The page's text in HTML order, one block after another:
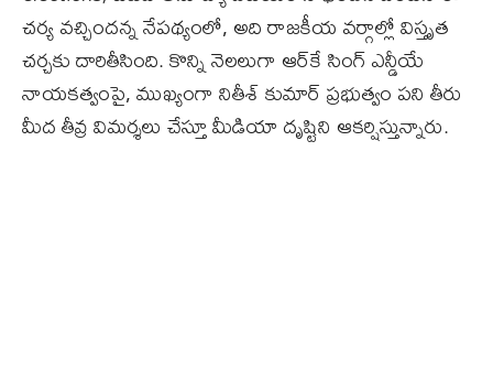
చర్య వచ్చిందన్న నేపథ్యంలో, అది రాజకీయ వర్గాల్లో విస్తృత
చర్చకు దారితీసింది. కొన్ని నెలలుగా ఆర్‌కే సింగ్ ఎన్డీయే
నాయకత్వంపై, ముఖ్యంగా నితీశ్ కుమార్ ప్రభుత్వం పని తీరు
మీద తీవ్ర విమర్శలు చేస్తూ మీడియా దృష్టిని ఆకర్షిస్తున్నారు.